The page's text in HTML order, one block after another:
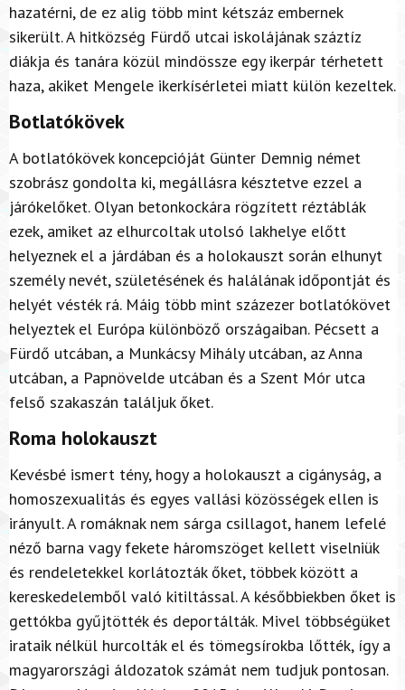
hazatérni, de ez alig több mint kétszáz embernek
sikerült. A hitközség Fürdő utcai iskolájának száztíz
diákja és tanára közül mindössze egy ikerpár térhetett
haza, akiket Mengele ikerkísérletei miatt külön kezeltek.
Botlatókövek
A botlatókövek koncepcióját Günter Demnig német
szobrász gondolta ki, megállásra késztetve ezzel a
járókelőket. Olyan betonkockára rögzített réztáblák
ezek, amiket az elhurcoltak utolsó lakhelye előtt
helyeznek el a járdában és a holokauszt során elhunyt
személy nevét, születésének és halálának időpontját és
helyét vésték rá. Máig több mint százezer botlatókövet
helyeztek el Európa különböző országaiban. Pécsett a
Fürdő utcában, a Munkácsy Mihály utcában, az Anna
utcában, a Papnövelde utcában és a Szent Mór utca
felső szakaszán találjuk őket.
Roma holokauszt
Kevésbé ismert tény, hogy a holokauszt a cigányság, a
homoszexualitás és egyes vallási közösségek ellen is
irányult. A romáknak nem sárga csillagot, hanem lefelé
néző barna vagy fekete háromszöget kellett viselniük
és rendeletekkel korlátozták őket, többek között a
kereskedelemből való kitiltással. A későbbiekben őket is
gettókba gyűjtötték és deportálták. Mivel többségüket
irataik nélkül hurcolták el és tömegsírokba lőtték, így a
magyarországi áldozatok számát nem tudjuk pontosan.